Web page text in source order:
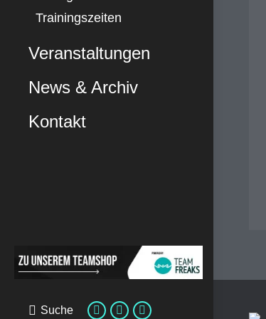
Trainingszeiten
Veranstaltungen
News & Archiv
Kontakt
Search:
Suche